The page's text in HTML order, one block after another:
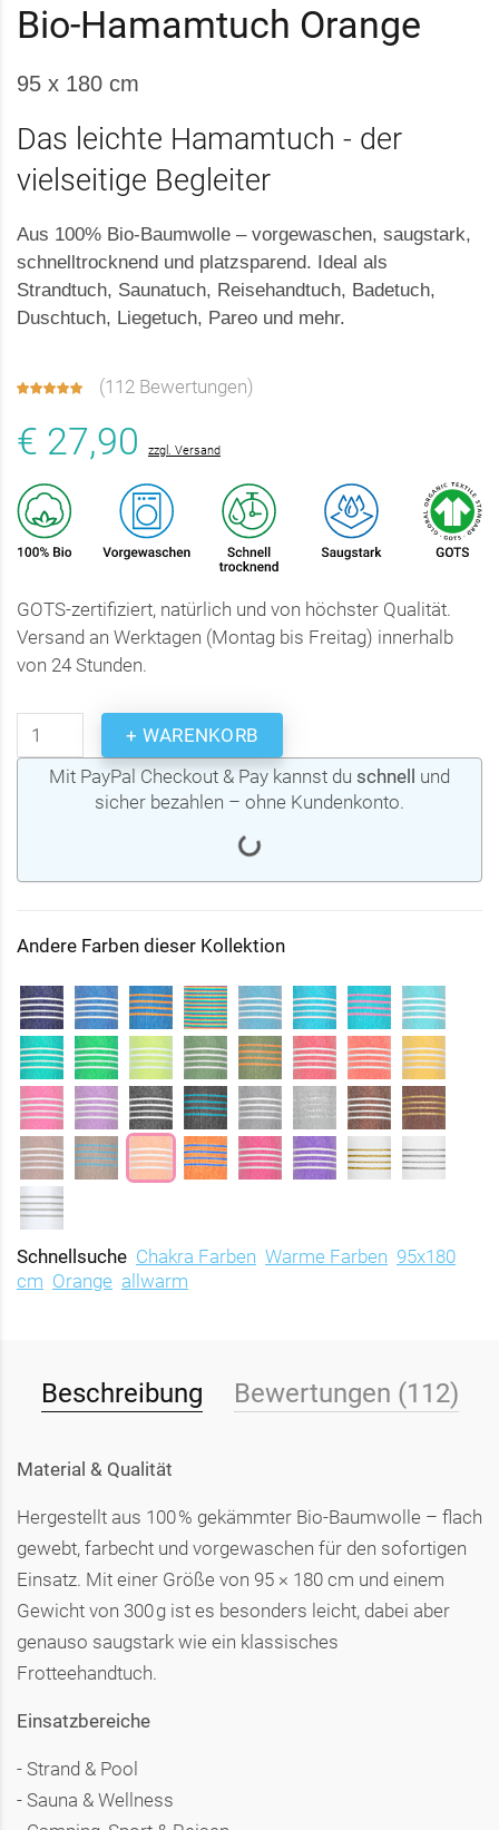
Bio-Hamamtuch Orange
95 x 180 cm
Das leichte Hamamtuch - der
vielseitige Begleiter
Aus 100% Bio-Baumwolle – vorgewaschen, saugstark,
schnelltrocknend und platzsparend. Ideal als
Strandtuch, Saunatuch, Reisehandtuch, Badetuch,
Duschtuch, Liegetuch, Pareo und mehr.
(112 Bewertungen)
€ 27,90 zzgl. Versand
GOTS-zertifiziert, natürlich und von höchster Qualität.
Versand an Werktagen (Montag bis Freitag) innerhalb
von 24 Stunden.
+ WARENKORB
Mit PayPal Checkout & Pay kannst du schnell
und
sicher bezahlen – ohne Kundenkonto.
Andere Farben dieser Kollektion
Schnellsuche Chakra Farben Warme Farben 95x180
cm Orange allwarm
Beschreibung Bewertungen (112)
Material & Qualität
Hergestellt aus 100 % gekämmter Bio-Baumwolle – flach
gewebt, farbecht und vorgewaschen für den sofortigen
Einsatz. Mit einer Größe von 95 × 180 cm und einem
Gewicht von 300 g ist es besonders leicht, dabei aber
genauso saugstark wie ein klassisches
Frotteehandtuch.
Einsatzbereiche
- Strand & Pool
- Sauna & Wellness